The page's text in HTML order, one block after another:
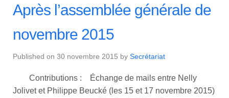
Après l’assemblée générale de
novembre 2015
Published on 30 novembre 2015 by Secrétariat
Contributions : Échange de mails entre Nelly
Jolivet et Philippe Beucké (les 15 et 17 novembre 2015)